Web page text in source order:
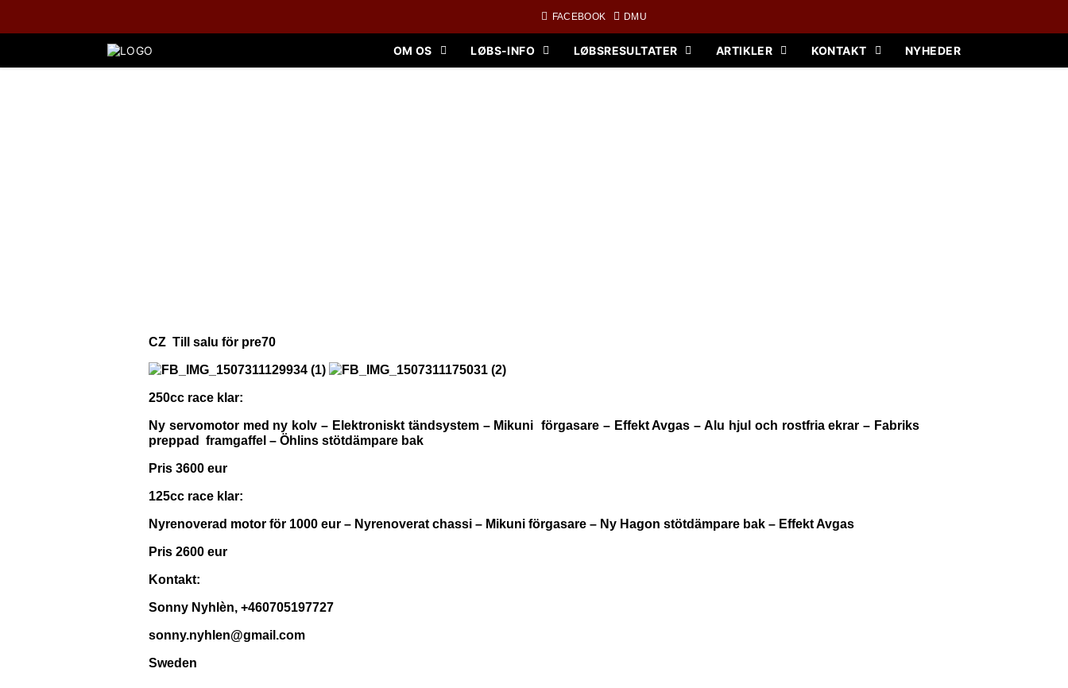
FACEBOOK DMU
OM OS LØBS-INFO LØBSRESULTATER ARTIKLER KONTAKT NYHEDER
CZ Till salu för pre70
250cc race klar:
Ny servomotor med ny kolv – Elektroniskt tändsystem – Mikuni förgasare – Effekt Avgas – Alu hjul och rostfria ekrar – Fabriks
preppad framgaffel – Öhlins stötdämpare bak
Pris 3600 eur
125cc race klar:
Nyrenoverad motor för 1000 eur – Nyrenoverat chassi – Mikuni förgasare – Ny Hagon stötdämpare bak – Effekt Avgas
Pris 2600 eur
Kontakt:
Sonny Nyhlèn, +460705197727
sonny.nyhlen@gmail.com
Sweden